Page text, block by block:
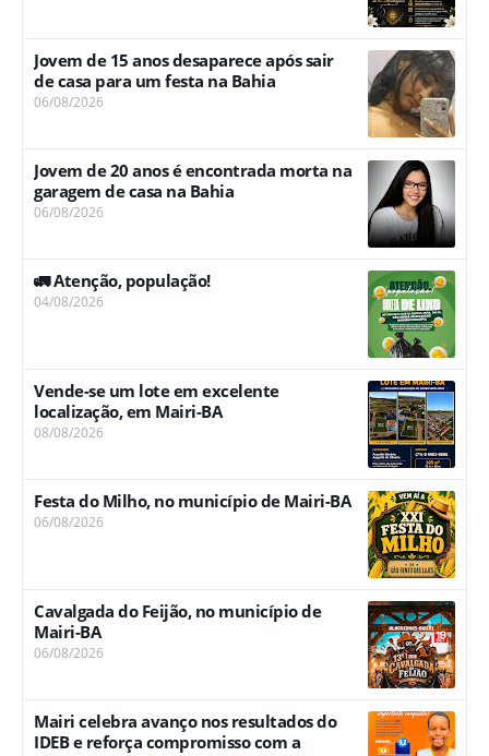
Jovem de 15 anos desaparece após sair
de casa para um festa na Bahia
06/08/2026
Jovem de 20 anos é encontrada morta na
garagem de casa na Bahia
06/08/2026
🚛 Atenção, população!
04/08/2026
Vende-se um lote em excelente
localização, em Mairi-BA
08/08/2026
Festa do Milho, no município de Mairi-BA
06/08/2026
Cavalgada do Feijão, no município de
Mairi-BA
06/08/2026
Mairi celebra avanço nos resultados do
IDEB e reforça compromisso com a